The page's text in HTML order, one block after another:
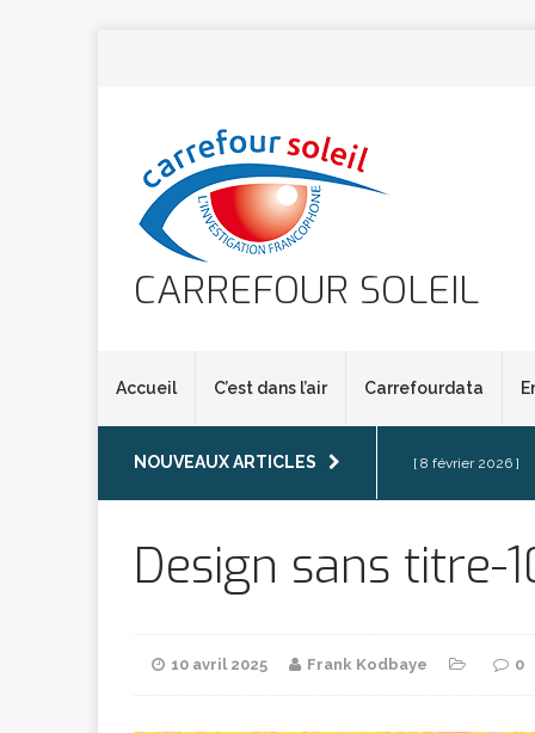
CARREFOUR SOLEIL
Accueil C’est dans l’air Carrefourdata
NOUVEAUX ARTICLES [ 8 février 2026 ]
Design sans titre-
10 avril 2025 Frank Kodbaye 0